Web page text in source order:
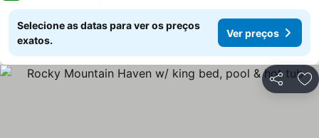
Selecione as datas para ver os preços
exatos.
Ver preços
Partilhar